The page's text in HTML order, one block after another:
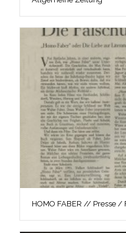
HOMO FABER // Presse